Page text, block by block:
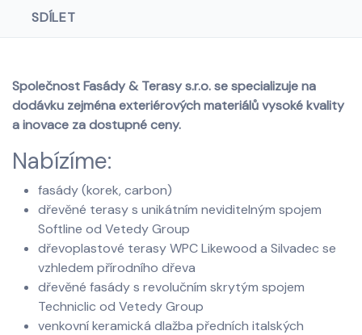
SDÍLET
Společnost Fasády & Terasy s.r.o. se specializuje na
dodávku zejména exteriérových materiálů vysoké kvality
a inovace za dostupné ceny.
Nabízíme:
fasády (korek, carbon)
dřevěné terasy s unikátním neviditelným spojem
Softline od Vetedy Group
dřevoplastové terasy WPC Likewood a Silvadec se
vzhledem přírodního dřeva
dřevěné fasády s revolučním skrytým spojem
Techniclic od Vetedy Group
venkovní keramická dlažba předních italských